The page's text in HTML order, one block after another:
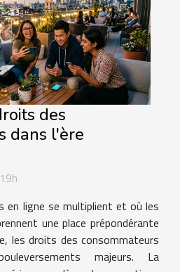
des
dans l'ère
en ligne se multiplient et où les
une place prépondérante
les droits des consommateurs
majeurs. La